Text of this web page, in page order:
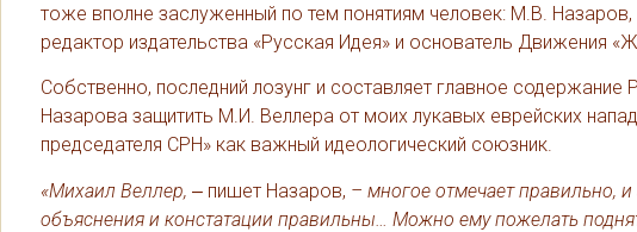
тоже вполне заслуженный по тем понятиям человек: М.В.
редактор издательства «Русская Идея» и основатель Движения
Собственно, последний лозунг и составляет главное содержание
Назарова защитить М.И. Веллера от моих лукавых еврейских
председателя СРН» как важный идеологический союзник.
«Михаил Веллер, ‒ пишет Назаров, – многое отмечает правильно,
объяснения и констатации правильны… Можно ему пожелать